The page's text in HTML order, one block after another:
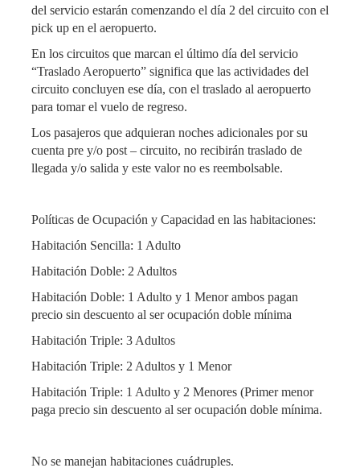
del servicio estarán comenzando el día 2 del circuito con el
pick up en el aeropuerto.
En los circuitos que marcan el último día del servicio
“Traslado Aeropuerto” significa que las actividades del
circuito concluyen ese día, con el traslado al aeropuerto
para tomar el vuelo de regreso.
Los pasajeros que adquieran noches adicionales por su
cuenta pre y/o post – circuito, no recibirán traslado de
llegada y/o salida y este valor no es reembolsable.
Políticas de Ocupación y Capacidad en las habitaciones:
Habitación Sencilla: 1 Adulto
Habitación Doble: 2 Adultos
Habitación Doble: 1 Adulto y 1 Menor ambos pagan
precio sin descuento al ser ocupación doble mínima
Habitación Triple: 3 Adultos
Habitación Triple: 2 Adultos y 1 Menor
Habitación Triple: 1 Adulto y 2 Menores (Primer menor
paga precio sin descuento al ser ocupación doble mínima.
No se manejan habitaciones cuádruples.